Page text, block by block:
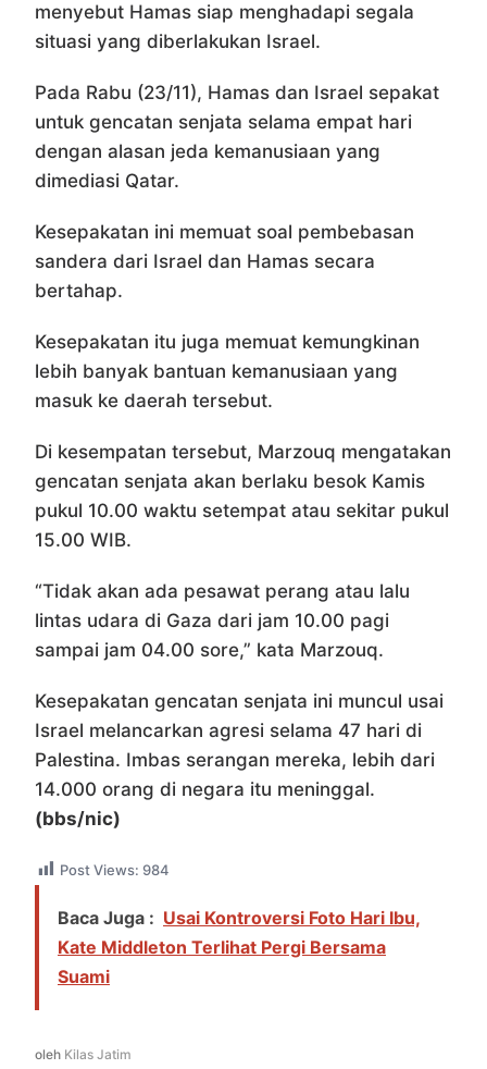
menyebut Hamas siap menghadapi segala
situasi yang diberlakukan Israel.
Pada Rabu (23/11), Hamas dan Israel sepakat
untuk gencatan senjata selama empat hari
dengan alasan jeda kemanusiaan yang
dimediasi Qatar.
Kesepakatan ini memuat soal pembebasan
sandera dari Israel dan Hamas secara
bertahap.
Kesepakatan itu juga memuat kemungkinan
lebih banyak bantuan kemanusiaan yang
masuk ke daerah tersebut.
Di kesempatan tersebut, Marzouq mengatakan
gencatan senjata akan berlaku besok Kamis
pukul 10.00 waktu setempat atau sekitar pukul
15.00 WIB.
“Tidak akan ada pesawat perang atau lalu
lintas udara di Gaza dari jam 10.00 pagi
sampai jam 04.00 sore,” kata Marzouq.
Kesepakatan gencatan senjata ini muncul usai
Israel melancarkan agresi selama 47 hari di
Palestina. Imbas serangan mereka, lebih dari
14.000 orang di negara itu meninggal.
(bbs/nic)
Post Views: 984
Baca Juga : Usai Kontroversi Foto Hari Ibu,
Kate Middleton Terlihat Pergi Bersama
Suami
oleh Kilas Jatim